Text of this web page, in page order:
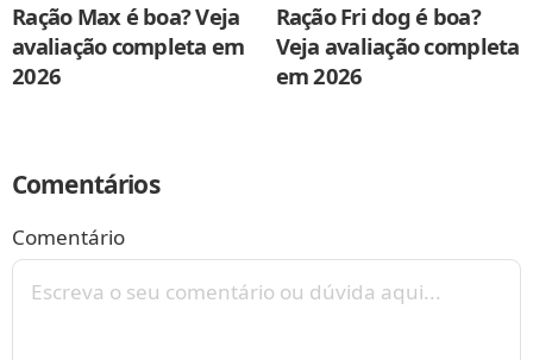
Ração Max é boa? Veja
avaliação completa em
2026
Ração Fri dog é boa?
Veja avaliação completa
em 2026
Comentários
Comentário